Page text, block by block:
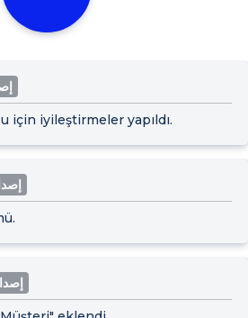
için iyileştirmeler yapıldı.
إصدار